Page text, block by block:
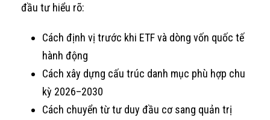
đầu tư hiểu rõ:
Cách định vị trước khi ETF và dòng vốn quốc tế
hành động
Cách xây dựng cấu trúc danh mục phù hợp chu
kỳ 2026–2030
Cách chuyển từ tư duy đầu cơ sang quản trị